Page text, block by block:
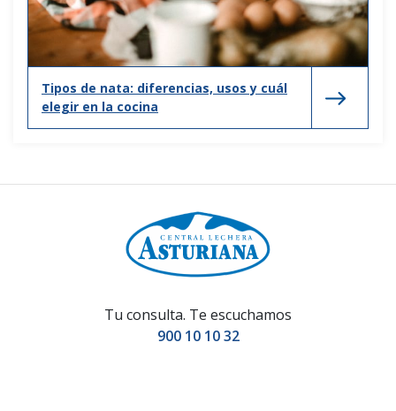
Tipos de nata: diferencias, usos y cuál
elegir en la cocina
Tu consulta. Te escuchamos
900 10 10 32